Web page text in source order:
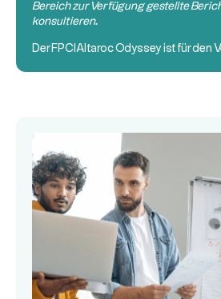
Bereich zur Verfügung gestellte
konsultieren.
Der FPCI Altaroc Odyssey ist für den